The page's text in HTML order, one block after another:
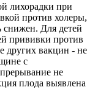
лихорадки при
против холеры,
Для детей
прививки против
других вакцин - не
с
не
плода выявлена